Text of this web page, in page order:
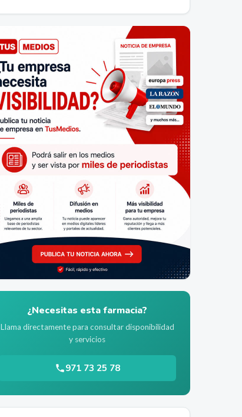
¿Necesitas esta farmacia?
Llama directamente para consultar disponibilidad
y servicios
971 73 25 78